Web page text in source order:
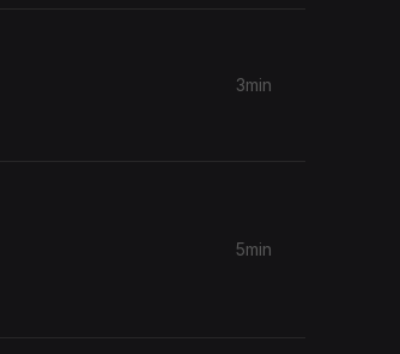
3min
5min